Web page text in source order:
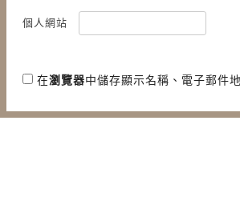
個人網站
在瀏覽器中儲存顯示名稱、電子郵件